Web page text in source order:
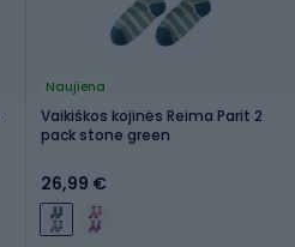
Naujiena
Vaikiškos kojinės Reima Parit 2
pack stone green
26,99 €